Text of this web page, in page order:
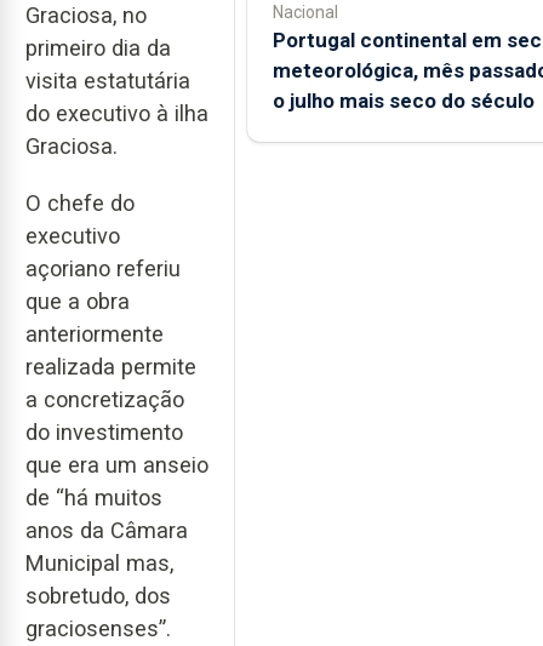
Graciosa, no
primeiro dia da
visita estatutária
do executivo à ilha
Graciosa.
O chefe do
executivo
açoriano referiu
que a obra
anteriormente
realizada permite
a concretização
do investimento
que era um anseio
de “há muitos
anos da Câmara
Municipal mas,
sobretudo, dos
graciosenses”.
Nacional
Portugal continental em
meteorológica, mês
o julho mais seco do século